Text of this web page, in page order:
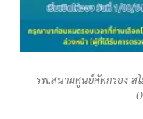
รพ.สนามศูนย์คัดกรอง ส